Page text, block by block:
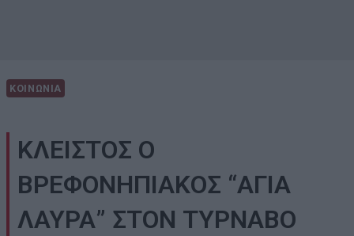
ΚΟΙΝΩΝΙΑ
ΚΛΕΙΣΤΟΣ Ο
ΒΡΕΦΟΝΗΠΙΑΚΟΣ “ΑΓΙΑ
ΛΑΥΡΑ” ΣΤΟΝ ΤΥΡΝΑΒΟ